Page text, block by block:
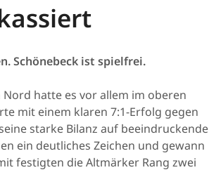
Schönebeck ist spielfrei.
Nord hatte es vor allem im oberen
mit einem klaren 7:1-Erfolg gegen
starke Bilanz auf beeindruckende
ein deutliches Zeichen und gewann
festigten die Altmärker Rang zwei